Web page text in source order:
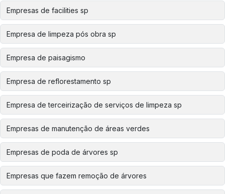
Empresas de facilities sp
Empresa de limpeza pós obra sp
Empresa de paisagismo
Empresa de reflorestamento sp
Empresa de terceirização de serviços de limpeza sp
Empresas de manutenção de áreas verdes
Empresas de poda de árvores sp
Empresas que fazem remoção de árvores